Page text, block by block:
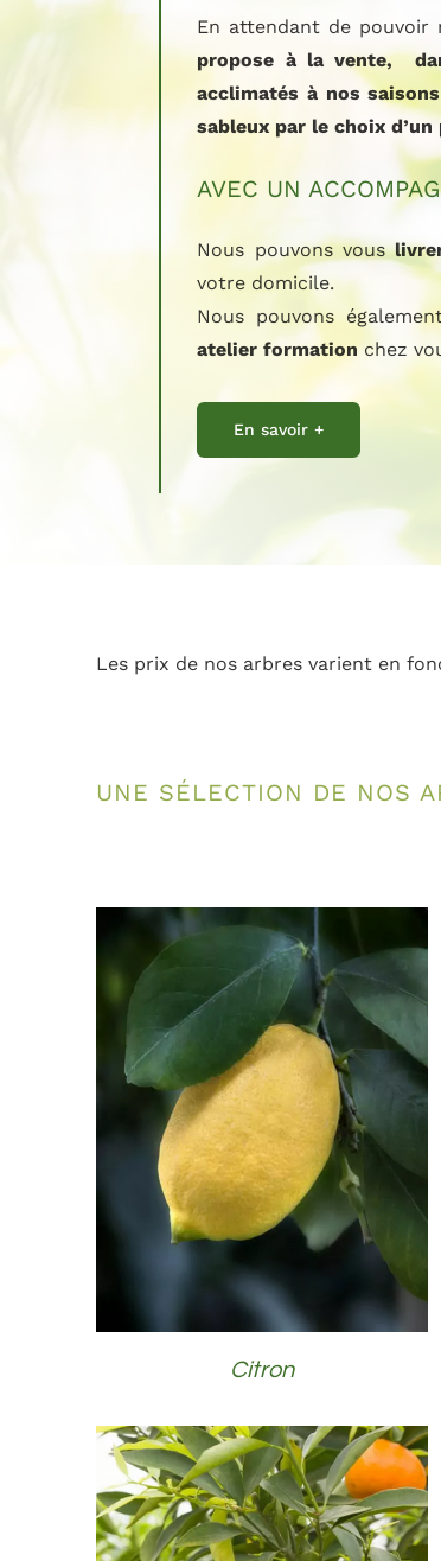
En attendant de pouvoir
propose à la vente,
acclimatés à nos
sableux par le choix
AVEC UN
Nous pouvons vous
votre domicile.
Nous pouvons
atelier formationchez
En savoir +
Les prix de nos arbres varient en
UNE SÉLECTION DE NOS
DÉTAILS
Citron